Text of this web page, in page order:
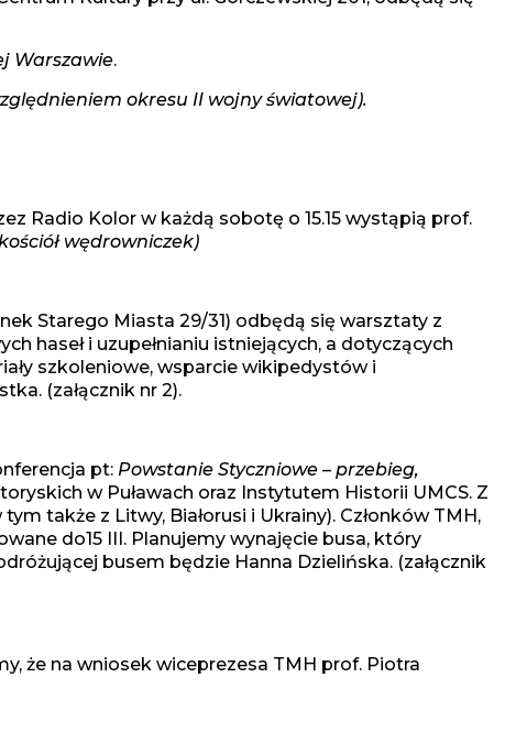
Warszawie.
okresu II wojny światowej).
Radio Kolor w każdą sobotę o 15.15 wystąpią prof.
wędrowniczek)
Starego Miasta 29/31) odbędą się warsztaty z
haseł i uzupełnianiu istniejących, a dotyczących
szkoleniowe, wsparcie wikipedystów i
(załącznik nr 2).
pt: Powstanie Styczniowe – przebieg,
w Puławach oraz Instytutem Historii UMCS. Z
także z Litwy, Białorusi i Ukrainy). Członków TMH,
do15 III. Planujemy wynajęcie busa, który
busem będzie Hanna Dzielińska. (załącznik
że na wniosek wiceprezesa TMH prof. Piotra